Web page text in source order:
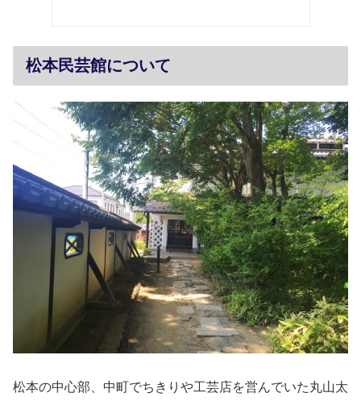
松本民芸館について
松本の中心部、中町でちきりや工芸店を営んでいた丸山太